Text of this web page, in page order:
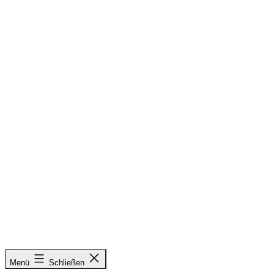
&
Radieschen
Menü Schließen